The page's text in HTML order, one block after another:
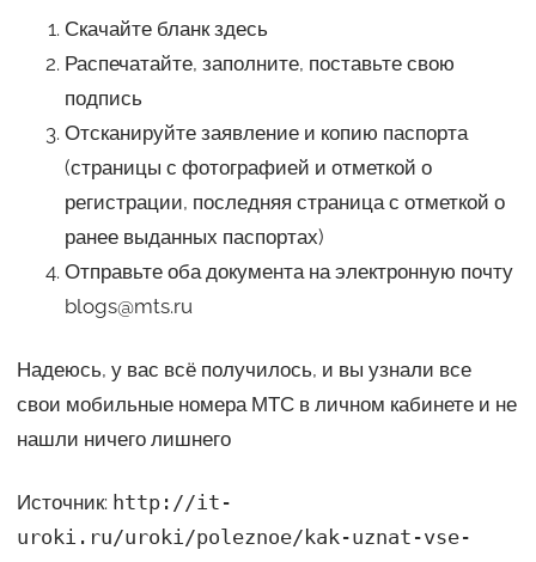
Скачайте бланк здесь
Распечатайте, заполните, поставьте свою
подпись
Отсканируйте заявление и копию паспорта
(страницы с фотографией и отметкой о
регистрации, последняя страница с отметкой о
ранее выданных паспортах)
Отправьте оба документа на электронную почту
blogs@mts.ru
Надеюсь, у вас всё получилось, и вы узнали все
свои мобильные номера МТС в личном кабинете и не
нашли ничего лишнего
Источник: http://it-
uroki.ru/uroki/poleznoe/kak-uznat-vse-